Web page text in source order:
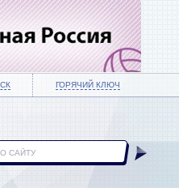
ГОРЯЧИЙ КЛЮЧ